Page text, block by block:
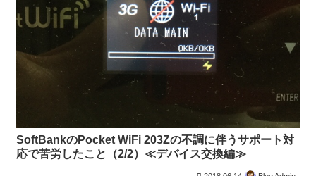
SoftBankのPocket WiFi 203Zの不調に伴うサポート対
応で苦労したこと（2/2）≪デバイス交換編≫